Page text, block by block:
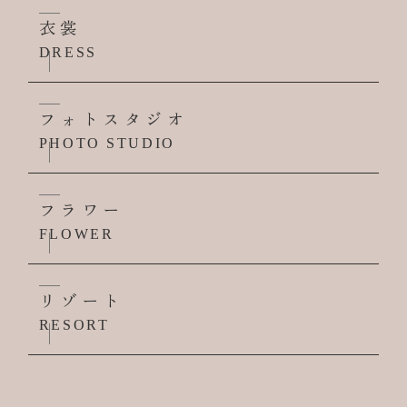
衣裳
DRESS
フォトスタジオ
PHOTO STUDIO
フラワー
FLOWER
リゾート
RESORT